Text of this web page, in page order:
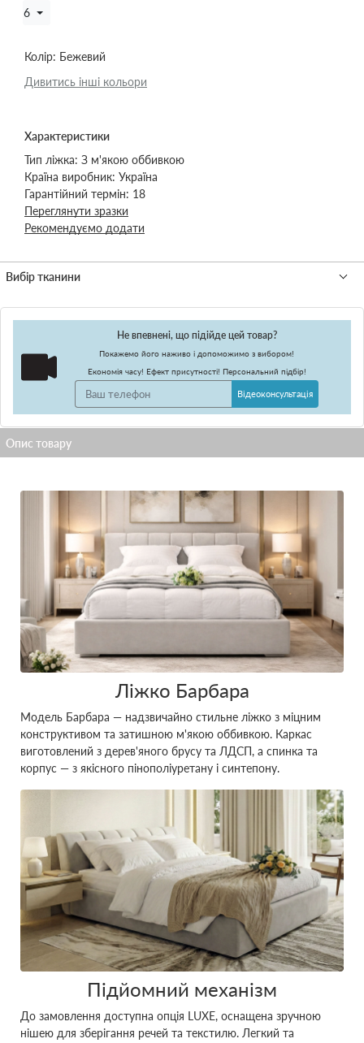
6
Колір: Бежевий
Дивитись інші кольори
Характеристики
Тип ліжка: З м'якою оббивкою
Країна виробник: Україна
Гарантійний термін: 18
Переглянути зразки
Рекомендуємо додати
Не впевнені, що підійде цей товар?
Покажемо його наживо і допоможимо з вибором!
Економія часу! Ефект присутності! Персональний підбір!
Відеоконсультація
Ліжко Барбара
Модель Барбара — надзвичайно стильне ліжко з міцним
конструктивом та затишною м'якою оббивкою. Каркас
виготовлений з дерев'яного брусу та ЛДСП, а спинка та
корпус — з якісного пінополіуретану і синтепону.
Підйомний механізм
До замовлення доступна опція LUXE, оснащена зручною
нішею для зберігання речей та текстилю. Легкий та